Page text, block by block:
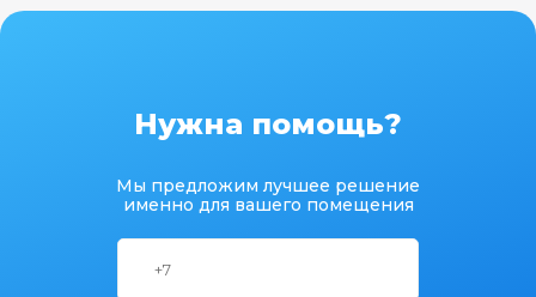
Нужна помощь?
Мы предложим лучшее решение
именно для вашего помещения